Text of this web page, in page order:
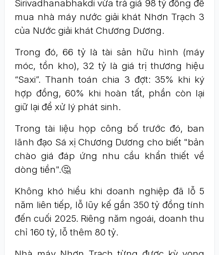
Sirivadhanabhakdi vừa trả giá 98 tỷ đồng để
mua nhà máy nước giải khát Nhơn Trạch 3
của Nước giải khát Chương Dương.
Trong đó, 66 tỷ là tài sản hữu hình (máy
móc, tồn kho), 32 tỷ là giá trị thương hiệu
“Saxi”. Thanh toán chia 3 đợt: 35% khi ký
hợp đồng, 60% khi hoàn tất, phần còn lại
giữ lại để xử lý phát sinh.
Trong tài liệu họp công bố trước đó, ban
lãnh đạo Sá xị Chương Dương cho biết "bản
chào giá đáp ứng nhu cầu khẩn thiết về
dòng tiền".🤔
Không khó hiểu khi doanh nghiệp đã lỗ 5
năm liên tiếp, lỗ lũy kế gần 350 tỷ đồng tính
đến cuối 2025. Riêng năm ngoái, doanh thu
chỉ 160 tỷ, lỗ thêm 80 tỷ.